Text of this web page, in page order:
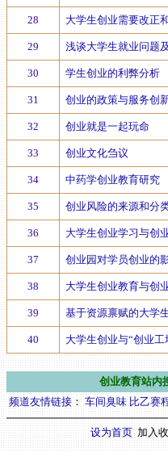
28 大学生创业需要改正
29 浅谈大学生就业问题
30 学生创业的利弊分析
31 创业的政策与服务创
32 创业就是一起玩命
33 创业文化刍议
34 中药学创业教育研究
35 创业风险的来源和分
36 大学生创业学习与创
37 创业园对学员创业的
38 大学生创业教育与创
39 基于资源禀赋的大学
40
大学生创业与“创业
创业教育站内
频道友情链接：车间臭味 比乙赛
设为首页 加入